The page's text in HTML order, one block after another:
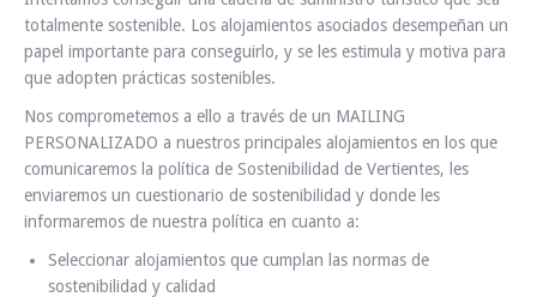
totalmente sostenible. Los alojamientos asociados desempeñan un
papel importante para conseguirlo, y se les estimula y motiva para
que adopten prácticas sostenibles.
Nos comprometemos a ello a través de un MAILING
PERSONALIZADO a nuestros principales alojamientos en los que
comunicaremos la política de Sostenibilidad de Vertientes, les
enviaremos un cuestionario de sostenibilidad y donde les
informaremos de nuestra política en cuanto a:
Seleccionar alojamientos que cumplan las normas de
sostenibilidad y calidad